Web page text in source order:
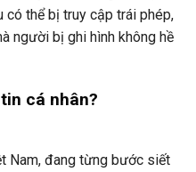
có thể bị truy cập trái phép,
người bị ghi hình không hề
cá nhân?
Nam, đang từng bước siết